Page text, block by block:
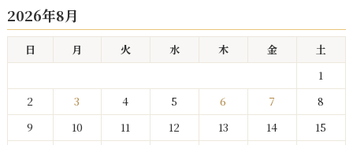
2026年8月
日 月 火 水 木 金 土
1
2
3 4 5 6 7
8
9
10 11 12 13 14
15